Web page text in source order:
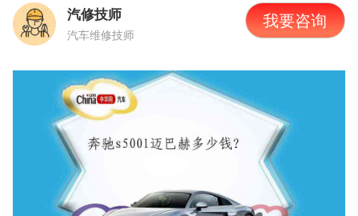
汽修技师
汽车维修技师
我要咨询